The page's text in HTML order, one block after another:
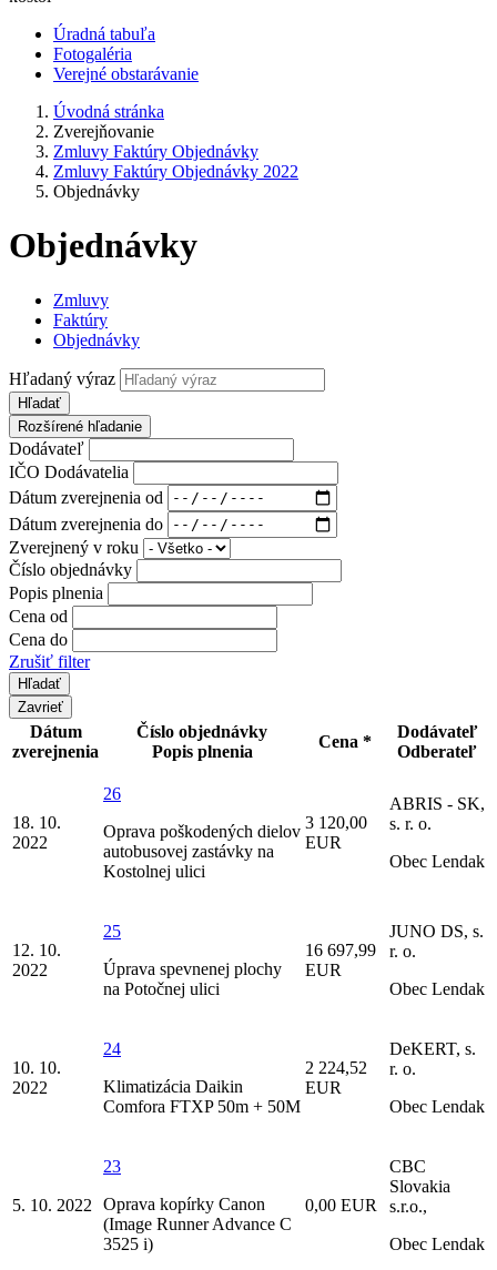
Úradná tabuľa
Fotogaléria
Verejné obstarávanie
Úvodná stránka
Zverejňovanie
Zmluvy Faktúry Objednávky
Zmluvy Faktúry Objednávky 2022
Objednávky
Objednávky
Zmluvy
Faktúry
Objednávky
Hľadaný výraz
Hľadať
Rozšírené hľadanie
Dodávateľ
IČO Dodávatelia
Dátum zverejnenia od
Dátum zverejnenia do
Zverejnený v roku
Číslo objednávky
Popis plnenia
Cena od
Cena do
Zrušiť filter
Zavrieť
Dátum
zverejnenia
Číslo objednávky
Popis plnenia
Cena *
Dodávateľ
Odberateľ
18. 10.
2022
26
Oprava poškodených dielov
autobusovej zastávky na
Kostolnej ulici
3 120,00
EUR
ABRIS - SK,
s. r. o.
Obec Lendak
12. 10.
2022
25
Úprava spevnenej plochy
na Potočnej ulici
16 697,99
EUR
JUNO DS, s.
r. o.
Obec Lendak
10. 10.
2022
24
Klimatizácia Daikin
Comfora FTXP 50m + 50M
2 224,52
EUR
DeKERT, s.
r. o.
Obec Lendak
5. 10. 2022
23
Oprava kopírky Canon
(Image Runner Advance C
3525 i)
0,00 EUR
CBC
Slovakia
s.r.o.,
Obec Lendak